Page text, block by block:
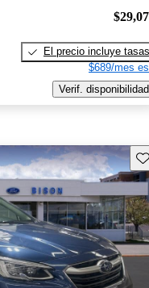
El precio incluye tasas
$689/mes
Verif. disponibilidad